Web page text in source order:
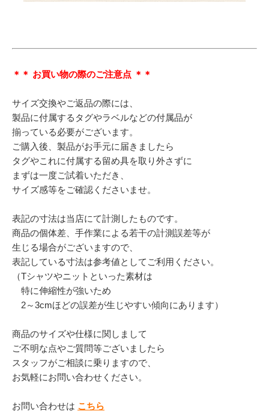
＊＊ お買い物の際のご注意点 ＊＊
サイズ交換やご返品の際には、
製品に付属するタグやラベルなどの付属品が
揃っている必要がございます。
ご購入後、製品がお手元に届きましたら
タグやこれに付属する留め具を取り外さずに
まずは一度ご試着いただき、
サイズ感等をご確認くださいませ。
表記の寸法は当店にて計測したものです。
商品の個体差、手作業による若干の計測誤差等が
生じる場合がございますので、
表記している寸法は参考値としてご利用ください。
（Tシャツやニットといった素材は
特に伸縮性が強いため
2～3cmほどの誤差が生じやすい傾向にあります）
商品のサイズや仕様に関しまして
ご不明な点やご質問等ございましたら
スタッフがご相談に乗りますので、
お気軽にお問い合わせください。
お問い合わせは こちら